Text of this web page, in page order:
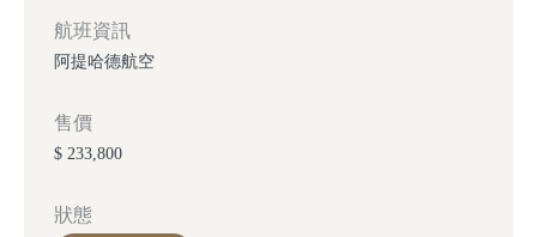
航班資訊
阿提哈德航空
售價
$ 233,800
狀態